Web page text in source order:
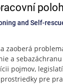
and Self-
zaoberá
a
pojmov,
pre